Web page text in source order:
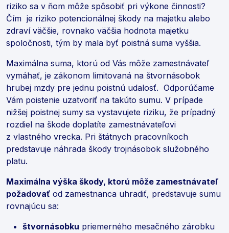
riziko sa v ňom môže spôsobiť pri výkone činnosti?
Čím je riziko potencionálnej škody na majetku alebo
zdraví väčšie, rovnako väčšia hodnota majetku
spoločnosti, tým by mala byť poistná suma vyššia.
Maximálna suma, ktorú od Vás môže zamestnávateľ
vymáhať, je zákonom limitovaná na štvornásobok
hrubej mzdy pre jednu poistnú udalosť. Odporúčame
Vám poistenie uzatvoriť na takúto sumu. V prípade
nižšej poistnej sumy sa vystavujete riziku, že prípadný
rozdiel na škode doplatíte zamestnávateľovi
z vlastného vrecka. Pri štátnych pracovníkoch
predstavuje náhrada škody trojnásobok služobného
platu.
Maximálna výška škody, ktorú môže zamestnávateľ
požadovať od zamestnanca uhradiť, predstavuje sumu
rovnajúcu sa:
štvornásobku priemerného mesačného zárobku